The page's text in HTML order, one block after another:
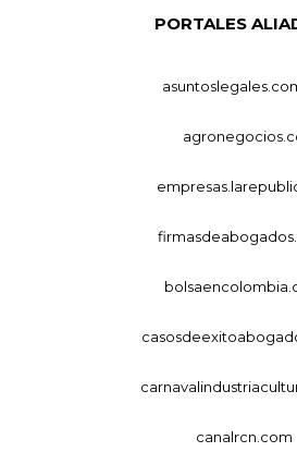
PORTALES
canalrcn.com